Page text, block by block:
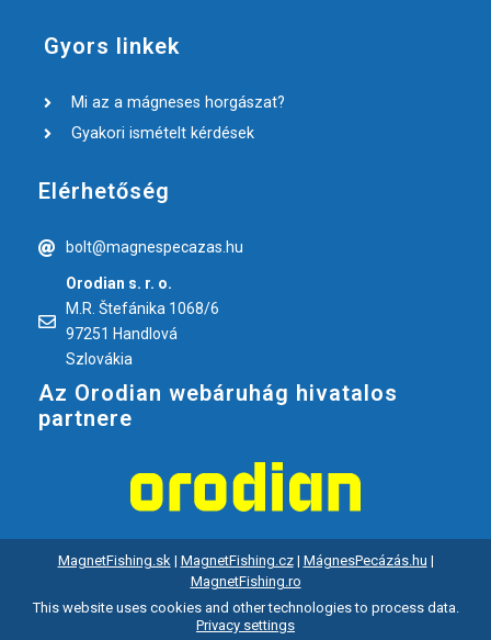
Gyors linkek
Mi az a mágneses horgászat?
Gyakori ismételt kérdések
Elérhetőség
bolt@magnespecazas.hu
Orodian s. r. o.
M.R. Štefánika 1068/6
97251 Handlová
Szlovákia
Az Orodian webáruhág hivatalos
partnere
MagnetFishing.sk| MagnetFishing.cz| MágnesPecázás.hu |
MagnetFishing.ro
This website uses cookies and other technologies to process data.
Privacy settings